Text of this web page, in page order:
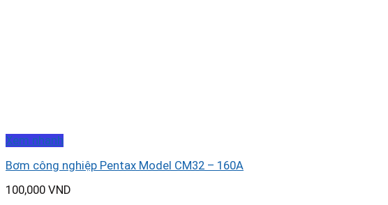
Xem nhanh
Bơm công nghiệp Pentax Model CM32 – 160A
100,000 VND